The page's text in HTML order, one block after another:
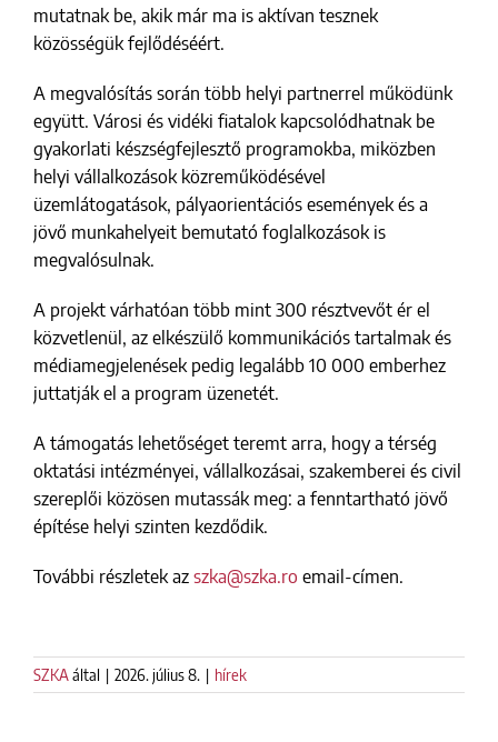
mutatnak be, akik már ma is aktívan tesznek
közösségük fejlődéséért.
A megvalósítás során több helyi partnerrel működünk
együtt. Városi és vidéki fiatalok kapcsolódhatnak be
gyakorlati készségfejlesztő programokba, miközben
helyi vállalkozások közreműködésével
üzemlátogatások, pályaorientációs események és a
jövő munkahelyeit bemutató foglalkozások is
megvalósulnak.
A projekt várhatóan több mint 300 résztvevőt ér el
közvetlenül, az elkészülő kommunikációs tartalmak és
médiamegjelenések pedig legalább 10 000 emberhez
juttatják el a program üzenetét.
A támogatás lehetőséget teremt arra, hogy a térség
oktatási intézményei, vállalkozásai, szakemberei és civil
szereplői közösen mutassák meg: a fenntartható jövő
építése helyi szinten kezdődik.
További részletek azszka@szka.ro email-címen.
SZKAáltal | 2026. július 8. | hírek